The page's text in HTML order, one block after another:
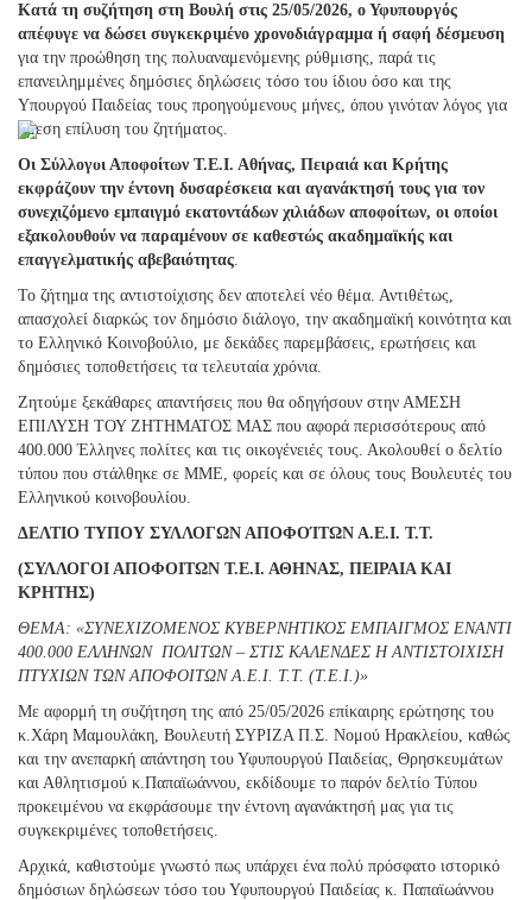
Κατά τη συζήτηση στη Βουλή στις 25/05/2026, ο Υφυπουργός
απέφυγε να δώσει συγκεκριμένο χρονοδιάγραμμα ή σαφή δέσμευση
για την προώθηση της πολυαναμενόμενης ρύθμισης, παρά τις
επανειλημμένες δημόσιες δηλώσεις τόσο του ίδιου όσο και της
Υπουργού Παιδείας τους προηγούμενους μήνες, όπου γινόταν λόγος για
άμεση επίλυση του ζητήματος.
Οι Σύλλογοι Αποφοίτων Τ.Ε.Ι. Αθήνας, Πειραιά και Κρήτης
εκφράζουν την έντονη δυσαρέσκεια και αγανάκτησή τους για τον
συνεχιζόμενο εμπαιγμό εκατοντάδων χιλιάδων αποφοίτων, οι οποίοι
εξακολουθούν να παραμένουν σε καθεστώς ακαδημαϊκής και
επαγγελματικής αβεβαιότητας.
Το ζήτημα της αντιστοίχισης δεν αποτελεί νέο θέμα. Αντιθέτως,
απασχολεί διαρκώς τον δημόσιο διάλογο, την ακαδημαϊκή κοινότητα και
το Ελληνικό Κοινοβούλιο, με δεκάδες παρεμβάσεις, ερωτήσεις και
δημόσιες τοποθετήσεις τα τελευταία χρόνια.
Ζητούμε ξεκάθαρες απαντήσεις που θα οδηγήσουν στην ΑΜΕΣΗ
ΕΠΙΛΥΣΗ ΤΟΥ ΖΗΤΗΜΑΤΟΣ ΜΑΣ που αφορά περισσότερους από
400.000 Έλληνες πολίτες και τις οικογένειές τους. Ακολουθεί ο δελτίο
τύπου που στάλθηκε σε ΜΜΕ, φορείς και σε όλους τους Βουλευτές του
Ελληνικού κοινοβουλίου.
ΔΕΛΤΙΟ ΤΥΠΟΥ ΣΥΛΛΟΓΩΝ ΑΠΟΦΟΊΤΩΝ Α.Ε.Ι. Τ.Τ.
(ΣΥΛΛΟΓΟΙ ΑΠΟΦΟΙΤΩΝ Τ.Ε.Ι. ΑΘΗΝΑΣ, ΠΕΙΡΑΙΑ ΚΑΙ
ΚΡΗΤΗΣ)
ΘΕΜΑ: «ΣΥΝΕΧΙΖΟΜΕΝΟΣ ΚΥΒΕΡΝΗΤΙΚΟΣ ΕΜΠΑΙΓΜΟΣ ΕΝΑΝΤΙ
400.000 ΕΛΛΗΝΩΝ ΠΟΛΙΤΩΝ – ΣΤΙΣ ΚΑΛΕΝΔΕΣ Η ΑΝΤΙΣΤΟΙΧΙΣΗ
ΠΤΥΧΙΩΝ ΤΩΝ ΑΠΟΦΟΙΤΩΝ Α.Ε.Ι. Τ.Τ. (Τ.Ε.Ι.)»
Με αφορμή τη συζήτηση της από 25/05/2026 επίκαιρης ερώτησης του
κ.Χάρη Μαμουλάκη, Βουλευτή ΣΥΡΙΖΑ Π.Σ. Νομού Ηρακλείου, καθώς
και την ανεπαρκή απάντηση του Υφυπουργού Παιδείας, Θρησκευμάτων
και Αθλητισμού κ.Παπαϊωάννου, εκδίδουμε το παρόν δελτίο Τύπου
προκειμένου να εκφράσουμε την έντονη αγανάκτησή μας για τις
συγκεκριμένες τοποθετήσεις.
Αρχικά, καθιστούμε γνωστό πως υπάρχει ένα πολύ πρόσφατο ιστορικό
δημόσιων δηλώσεων τόσο του Υφυπουργού Παιδείας κ. Παπαϊωάννου